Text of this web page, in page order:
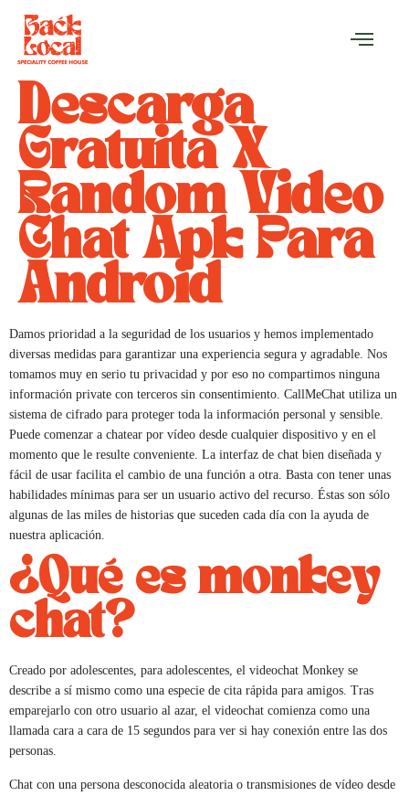
Descarga
Gratuita X
Random Video
Chat Apk Para
Android
Damos prioridad a la seguridad de los usuarios y hemos implementado
diversas medidas para garantizar una experiencia segura y agradable. Nos
tomamos muy en serio tu privacidad y por eso no compartimos ninguna
información private con terceros sin consentimiento. CallMeChat utiliza un
sistema de cifrado para proteger toda la información personal y sensible.
Puede comenzar a chatear por vídeo desde cualquier dispositivo y en el
momento que le resulte conveniente. La interfaz de chat bien diseñada y
fácil de usar facilita el cambio de una función a otra. Basta con tener unas
habilidades mínimas para ser un usuario activo del recurso. Éstas son sólo
algunas de las miles de historias que suceden cada día con la ayuda de
nuestra aplicación.
¿Qué es monkey
chat?
Creado por adolescentes, para adolescentes, el videochat Monkey se
describe a sí mismo como una especie de cita rápida para amigos. Tras
emparejarlo con otro usuario al azar, el videochat comienza como una
llamada cara a cara de 15 segundos para ver si hay conexión entre las dos
personas.
Chat con una persona desconocida aleatoria o transmisiones de vídeo desde